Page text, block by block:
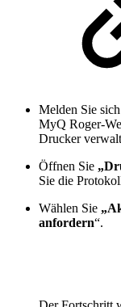
Melden Sie
MyQ Roger-
Drucker
Öffnen Sie
Sie die
Wählen Sie
anfordern“.